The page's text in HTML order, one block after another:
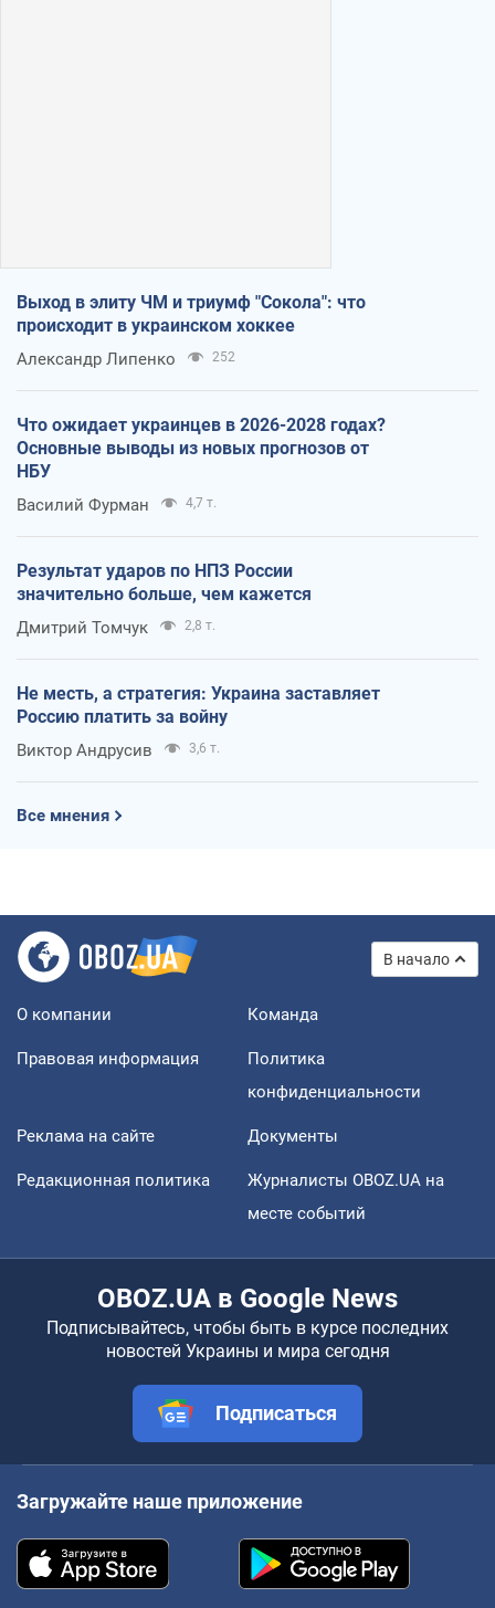
Выход в элиту ЧМ и триумф "Сокола": что
происходит в украинском хоккее
Александр Липенко 252
Что ожидает украинцев в 2026-2028 годах?
Основные выводы из новых прогнозов от
НБУ
Василий Фурман 4,7 т.
Результат ударов по НПЗ России
значительно больше, чем кажется
Дмитрий Томчук 2,8 т.
Не месть, а стратегия: Украина заставляет
Россию платить за войну
Виктор Андрусив 3,6 т.
Все мнения
В начало
О компании Команда
Правовая информация
Политика
конфиденциальности
Реклама на сайте Документы
Редакционная политика
Журналисты OBOZ.UA на
месте событий
OBOZ.UA в Google News
Подписывайтесь, чтобы быть в курсе последних
новостей Украины и мира сегодня
Подписаться
Загружайте наше приложение